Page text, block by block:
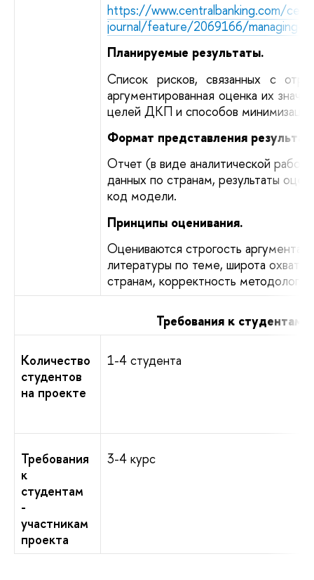
https://www.centralbanking.com/
journal/feature/2069166/managing-
Планируемые результаты.
Список рисков, связанных с
аргументированная оценка их
целей ДКП и способов минимизации
Формат представления
Отчет (в виде аналитической
данных по странам, результаты
код модели.
Принципы оценивания.
Оцениваются строгость
литературы по теме, широта охвата
странам, корректность
Требования к студентам
Количество
студентов
на проекте
1-4 студента
Требования
к
студентам
-
участникам
проекта
3-4 курс